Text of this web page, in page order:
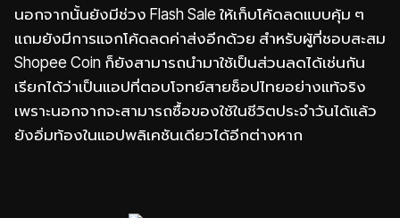
นอกจากนั้นยังมีช่วง Flash Sale ให้เก็บโค้ดลดแบบคุ้ม ๆ
แถมยังมีการแจกโค้ดลดค่าส่งอีกด้วย สำหรับผู้ที่ชอบสะสม
Shopee Coin ก็ยังสามารถนำมาใช้เป็นส่วนลดได้เช่นกัน
เรียกได้ว่าเป็นแอปที่ตอบโจทย์สายช็อปไทยอย่างแท้จริง
เพราะนอกจากจะสามารถซื้อของใช้ในชีวิตประจำวันได้แล้ว
ยังอิ่มท้องในแอปพลิเคชันเดียวได้อีกต่างหาก